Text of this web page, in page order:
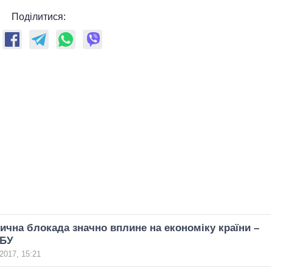
Поділитися:
блокада значно вплине на економіку країни –
15:21